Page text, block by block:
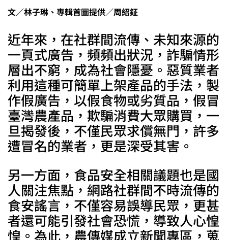
文／林子琳、專輯首圖提供／周紹鉦
近年來，在社群間流傳、未知來源的
一頁式廣告，頻頻出狀況，詐騙情形
層出不窮，成為社會隱憂。惡質業者
利用這種可簡單上架產品的手法，製
作假廣告，以假食物或劣質品，假冒
臺灣農產品，欺騙消費大眾購買，一
旦揭發後，不僅民眾求償無門，許多
遭冒名的業者，更是深受其害。
另一方面，食品安全相關議題也是國
人關注焦點，網路社群間不時流傳的
食安謠言，不僅容易誤導民眾，更甚
者還可能引發社會恐慌，導致人心惶